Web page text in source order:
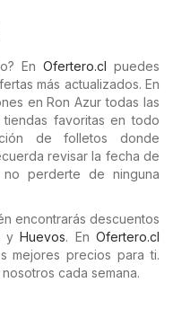
En Ofertero.cl puedes
más actualizados. En
en Ron Azur todas las
favoritas en todo
de folletos donde
revisar la fecha de
perderte de ninguna
encontrarás descuentos
yHuevos. En Ofertero.cl
mejores precios para ti.
cada semana.